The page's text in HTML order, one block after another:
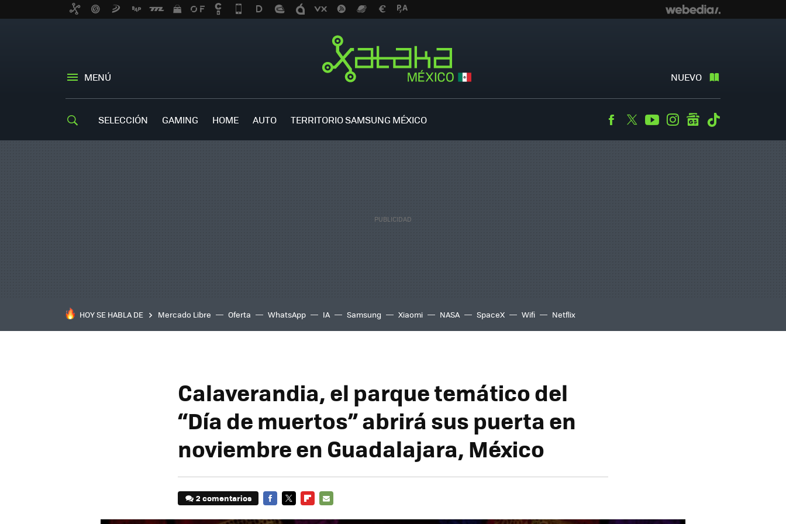
MENÚ NUEVO
SELECCIÓN GAMING HOME AUTO TERRITORIO SAMSUNG MÉXICO Facebook
TwitterYoutubeInstagramgooglenews
HOY SE HABLA DE Mercado Libre Oferta WhatsApp IA Samsung Xiaomi NASA SpaceX Wifi Netflix
Calaverandia, el parque temático del
“Día de muertos” abrirá sus puerta en
noviembre en Guadalajara, México
2 comentarios